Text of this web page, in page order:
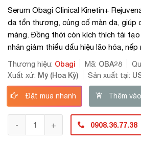
Serum Obagi Clinical Kinetin+
da tổn thương, củng cố màn da, giúp
màng. Đồng thời còn kích thích tái
nhăn giảm thiểu dấu hiệu lão hóa, nếp
Thương hiệu: Obagi Mã: OBA28
Xuất xứ: Mỹ (Hoa Kỳ) Sản xuất tại:
Đặt mua nhanh Thêm
0908.36.77.38